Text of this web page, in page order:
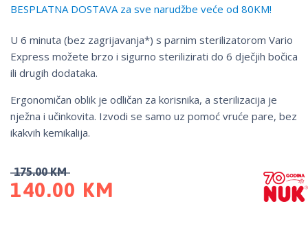
BESPLATNA DOSTAVA za sve narudžbe veće od 80KM!
U 6 minuta (bez zagrijavanja*) s parnim sterilizatorom Vario
Express možete brzo i sigurno sterilizirati do 6 dječjih bočica
ili drugih dodataka.
Ergonomičan oblik je odličan za korisnika, a sterilizacija je
nježna i učinkovita. Izvodi se samo uz pomoć vruće pare, bez
ikakvih kemikalija.
175.00KM
140.00 KM